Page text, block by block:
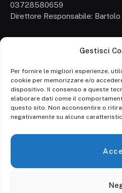
Gestisci
Per fornire le migliori esperienze,
cookie per memorizzare e/o
dispositivo. Il consenso a queste
elaborare dati come il
questo sito. Non acconsentire o
negativamente su alcune
03728580659
Direttore Responsabile: Bartolo
Attualità
Politica
Cronaca
Economia